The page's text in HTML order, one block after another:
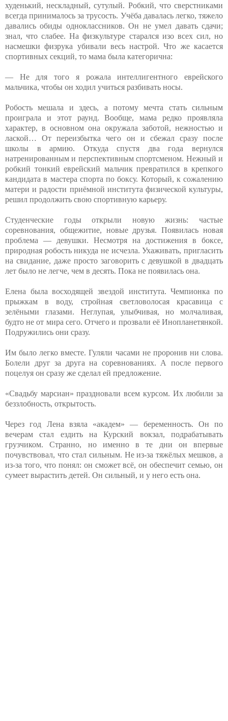
худенький, нескладный, сутулый. Робкий, что сверстниками
всегда принималось за трусость. Учёба давалась легко, тяжело
давались обиды одноклассников. Он не умел давать сдачи;
знал, что слабее. На физкультуре старался изо всех сил, но
насмешки физрука убивали весь настрой. Что же касается
спортивных секций, то мама была категорична:
— Не для того я рожала интеллигентного еврейского
мальчика, чтобы он ходил учиться разбивать носы.
Робость мешала и здесь, а потому мечта стать сильным
проиграла и этот раунд. Вообще, мама редко проявляла
характер, в основном она окружала заботой, нежностью и
лаской… От переизбытка чего он и сбежал сразу после
школы в армию. Откуда спустя два года вернулся
натренированным и перспективным спортсменом. Нежный и
робкий тонкий еврейский мальчик превратился в крепкого
кандидата в мастера спорта по боксу. Который, к сожалению
матери и радости приёмной института физической культуры,
решил продолжить свою спортивную карьеру.
Студенческие годы открыли новую жизнь: частые
соревнования, общежитие, новые друзья. Появилась новая
проблема — девушки. Несмотря на достижения в боксе,
природная робость никуда не исчезла. Ухаживать, пригласить
на свидание, даже просто заговорить с девушкой в двадцать
лет было не легче, чем в десять. Пока не появилась она.
Елена была восходящей звездой института. Чемпионка по
прыжкам в воду, стройная светловолосая красавица с
зелёными глазами. Неглупая, улыбчивая, но молчаливая,
будто не от мира сего. Отчего и прозвали её Инопланетянкой.
Подружились они сразу.
Им было легко вместе. Гуляли часами не проронив ни слова.
Болели друг за друга на соревнованиях. А после первого
поцелуя он сразу же сделал ей предложение.
«Свадьбу марсиан» праздновали всем курсом. Их любили за
беззлобность, открытость.
Через год Лена взяла «академ» — беременность. Он по
вечерам стал ездить на Курский вокзал, подрабатывать
грузчиком. Странно, но именно в те дни он впервые
почувствовал, что стал сильным. Не из-за тяжёлых мешков, а
из-за того, что понял: он сможет всё, он обеспечит семью, он
сумеет вырастить детей. Он сильный, и у него есть она.